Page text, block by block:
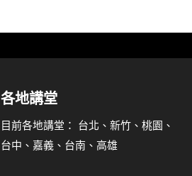
各地講堂
目前各地講堂： 台北、新竹、桃園、
台中、嘉義、台南、高雄